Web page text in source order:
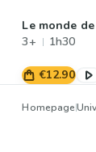
Le monde
3+
1h30
€12.90
Homepage